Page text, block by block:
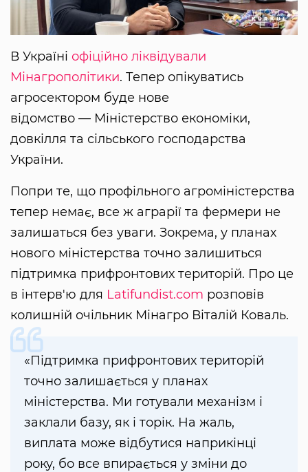
В Україні офіційно ліквідували
Мінагрополітики. Тепер опікуватись
агросектором буде нове
відомство — Міністерство економіки,
довкілля та сільського господарства
України.
Попри те, що профільного агроміністерства
тепер немає, все ж аграрії та фермери не
залишаться без уваги. Зокрема, у планах
нового міністерства точно залишиться
підтримка прифронтових територій. Про це
в інтерв'ю для Latifundist.com розповів
колишній очільник Мінагро Віталій Коваль.
«Підтримка прифронтових територій
точно залишається у планах
міністерства. Ми готували механізм і
заклали базу, як і торік. На жаль,
виплата може відбутися наприкінці
року, бо все впирається у зміни до